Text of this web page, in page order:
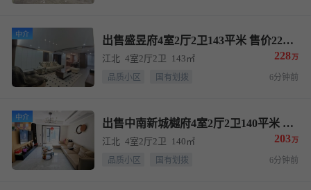
中介
出售盛昱府4室2厅2卫143平米 售价228万
江北 4室2厅2卫 143㎡ 228万
品质小区 国有划拨 6分钟前
中介
出售中南新城樾府4室2厅2卫140平米 售价203万
江北 4室2厅2卫 140㎡ 203万
品质小区 国有划拨 6分钟前